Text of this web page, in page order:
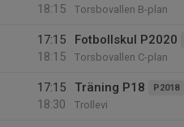
18:15
Torsbovallen B-plan
17:15
18:15
Fotbollskul P2020
Torsbovallen C-plan
17:15
18:30
Träning P18 P2018
Trollevi